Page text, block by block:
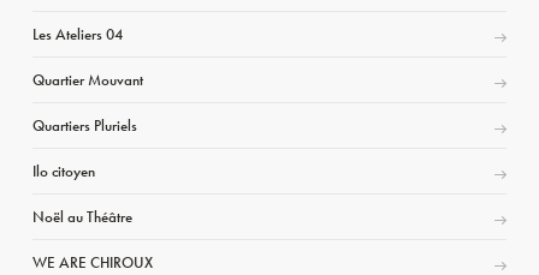
Les Ateliers 04
Quartier Mouvant
Quartiers Pluriels
Ilo citoyen
Noël au Théâtre
WE ARE CHIROUX